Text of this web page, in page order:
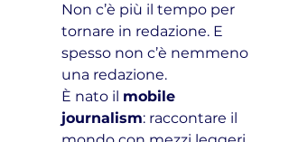
Non c’è più il tempo per
tornare in redazione. E
spesso non c’è nemmeno
una redazione.
È nato il mobile
journalism: raccontare il